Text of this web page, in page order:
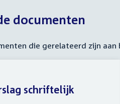
documenten
die gerelateerd zijn aan
schriftelijk